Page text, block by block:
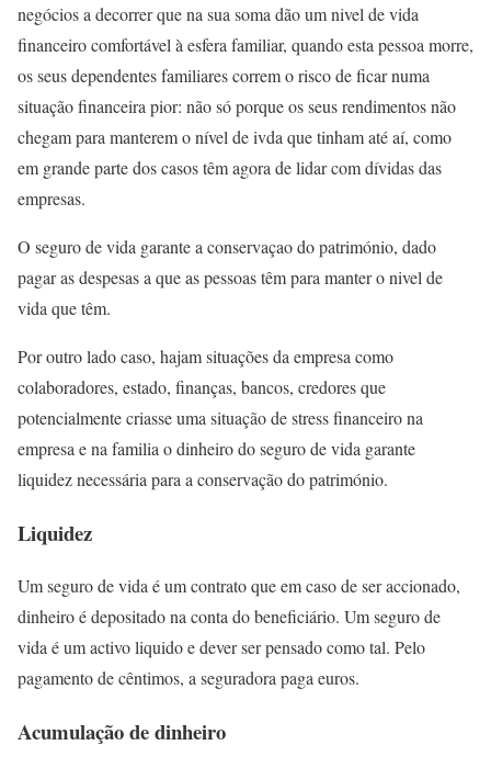
negócios a decorrer que na sua soma dão um nivel de vida
financeiro comfortável à esfera familiar, quando esta pessoa morre,
os seus dependentes familiares correm o risco de ficar numa
situação financeira pior: não só porque os seus rendimentos não
chegam para manterem o nível de ivda que tinham até aí, como
em grande parte dos casos têm agora de lidar com dívidas das
empresas.
O seguro de vida garante a conservaçao do património, dado
pagar as despesas a que as pessoas têm para manter o nivel de
vida que têm.
Por outro lado caso, hajam situações da empresa como
colaboradores, estado, finanças, bancos, credores que
potencialmente criasse uma situação de stress financeiro na
empresa e na familia o dinheiro do seguro de vida garante
liquidez necessária para a conservação do património.
Liquidez
Um seguro de vida é um contrato que em caso de ser accionado,
dinheiro é depositado na conta do beneficiário. Um seguro de
vida é um activo liquido e dever ser pensado como tal. Pelo
pagamento de cêntimos, a seguradora paga euros.
Acumulação de dinheiro